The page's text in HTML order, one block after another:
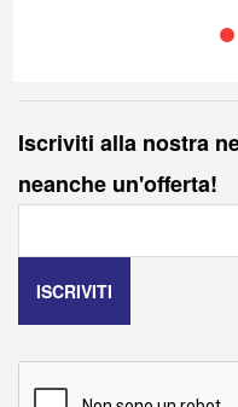
Iscriviti alla nostra
neanche un'offerta!